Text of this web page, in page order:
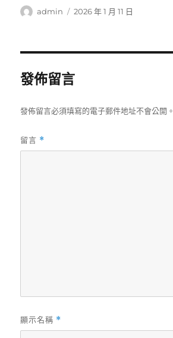
作
admin
發
2026 年 1 月 11 日
發佈留言
發佈留言必須填寫的電子郵件地址不會公開。
留言 *
顯示名稱 *